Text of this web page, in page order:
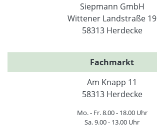
Siepmann GmbH
Wittener Landstraße 19
58313 Herdecke
Fachmarkt
Am Knapp 11
58313 Herdecke
Mo. - Fr. 8.00 - 18.00 Uhr
Sa. 9.00 - 13.00 Uhr